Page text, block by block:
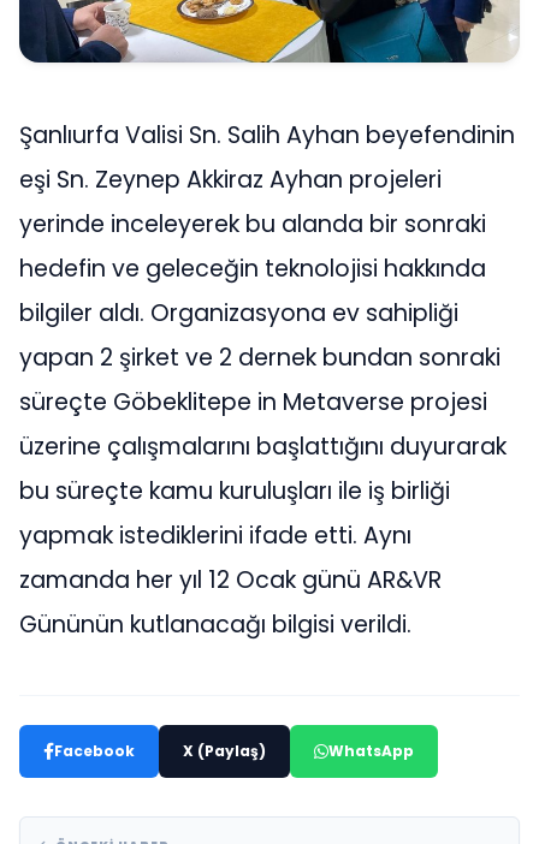
Şanlıurfa Valisi Sn. Salih Ayhan beyefendinin
eşi Sn. Zeynep Akkiraz Ayhan projeleri
yerinde inceleyerek bu alanda bir sonraki
hedefin ve geleceğin teknolojisi hakkında
bilgiler aldı. Organizasyona ev sahipliği
yapan 2 şirket ve 2 dernek bundan sonraki
süreçte Göbeklitepe in Metaverse projesi
üzerine çalışmalarını başlattığını duyurarak
bu süreçte kamu kuruluşları ile iş birliği
yapmak istediklerini ifade etti. Aynı
zamanda her yıl 12 Ocak günü AR&VR
Gününün kutlanacağı bilgisi verildi.
Facebook X (Paylaş) WhatsApp